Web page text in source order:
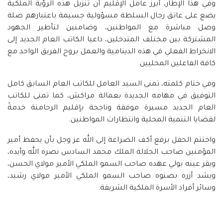
وفي هذا الإطار، أبرز عامل الإقليم أن تنزيل هذه الرؤية الملكية
يضع على عاتق رجال السلطة مسؤولية جسيمة باعتبارهم صلة
وصل مباشرة مع المواطنين، وضامنين لتأطير الجهود
المشتركة بين مختلف المتدخلين، داعيا الكاتب العام الجديد إلى
الانخراط الفعلي في هذه الدينامية والعمل بروح الفريق الواحد مع
كافة الفاعلين المحليين.
وفي ختام كلمته، تمنى السيد العامل للكاتب العام السابق كامل
التوفيق في مهامه الجديدة بعمالة مراكش، كما تمنى للكاتب
العام الجديد مسيرة موفقة وناجحة بإقليم الرحامنة خدمةً
لقضايا التنمية المحلية وانتظارات المواطنين.
واختتم الحفل برفع أكف الضراعة إلى الله عز وجل بأن يحفظ أمير
المؤمنين صاحب الجلالة الملك محمد السادس نصره الله وأيده،
ويقر عينه بولي عهده صاحب السمو الملكي الأمير مولاي الحسن،
ويشد أزره بصنوه صاحب السمو الملكي الأمير مولاي رشيد،
وسائر أفراد الأسرة الملكية الشريفة.